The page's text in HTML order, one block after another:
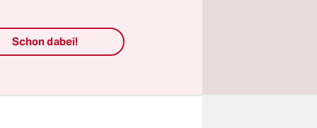
Schon dabei!